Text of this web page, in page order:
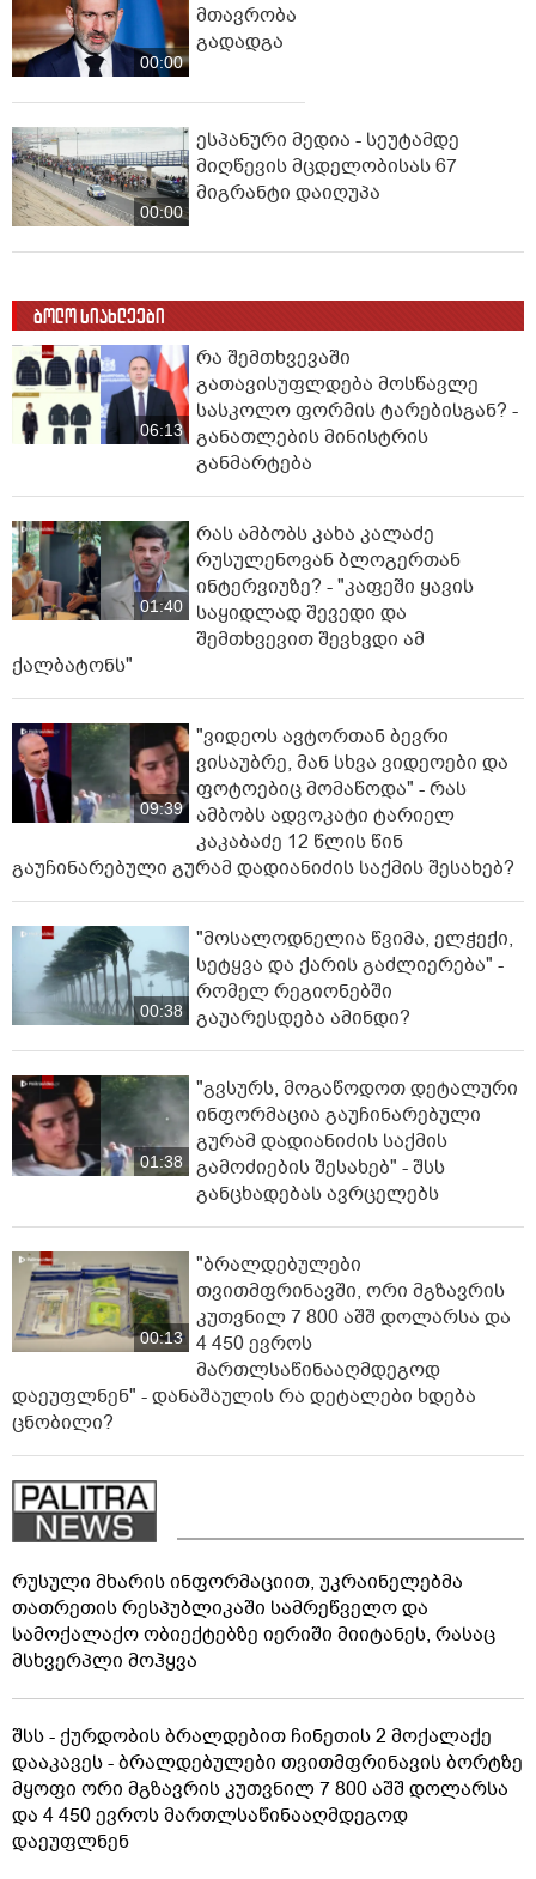
00:00
მთავრობა
გადადგა
00:00
ესპანური მედია - სეუტამდე
მიღწევის მცდელობისას 67
მიგრანტი დაიღუპა
ბოლო სიახლეები
06:13
რა შემთხვევაში
გათავისუფლდება მოსწავლე
სასკოლო ფორმის ტარებისგან? -
განათლების მინისტრის
განმარტება
01:40
რას ამბობს კახა კალაძე
რუსულენოვან ბლოგერთან
ინტერვიუზე? - "კაფეში ყავის
საყიდლად შევედი და
შემთხვევით შევხვდი ამ
ქალბატონს"
09:39
"ვიდეოს ავტორთან ბევრი
ვისაუბრე, მან სხვა ვიდეოები და
ფოტოებიც მომაწოდა" - რას
ამბობს ადვოკატი ტარიელ
კაკაბაძე 12 წლის წინ
გაუჩინარებული გურამ დადიანიძის საქმის შესახებ?
00:38
"მოსალოდნელია წვიმა, ელ­ჭე­ქი,
სე­ტყვა და ქა­რის გაძ­ლი­ე­რე­ბა" -
რომელ რეგიონებში
გაუარესდება ამინდი?
01:38
"გვსურს, მოგაწოდოთ დეტალური
ინფორმაცია გაუჩინარებული
გურამ დადიანიძის საქმის
გამოძიების შესახებ" - შსს
განცხადებას ავრცელებს
00:13
"ბრალდებულები
თვითმფრინავში, ორი მგზავრის
კუთვნილ 7 800 აშშ დოლარსა და
4 450 ევროს
მართლსაწინააღმდეგოდ
დაეუფლნენ" - დანაშაულის რა დეტალები ხდება
ცნობილი?
რუსული მხარის ინფორმაციით, უკრაინელებმა
თათრეთის რესპუბლიკაში სამრეწველო და
სამოქალაქო ობიექტებზე იერიში მიიტანეს, რასაც
მსხვერპლი მოჰყვა
შსს - ქურდობის ბრალდებით ჩინეთის 2 მოქალაქე
დააკავეს - ბრალდებულები თვითმფრინავის ბორტზე
მყოფი ორი მგზავრის კუთვნილ 7 800 აშშ დოლარსა
და 4 450 ევროს მართლსაწინააღმდეგოდ
დაეუფლნენ